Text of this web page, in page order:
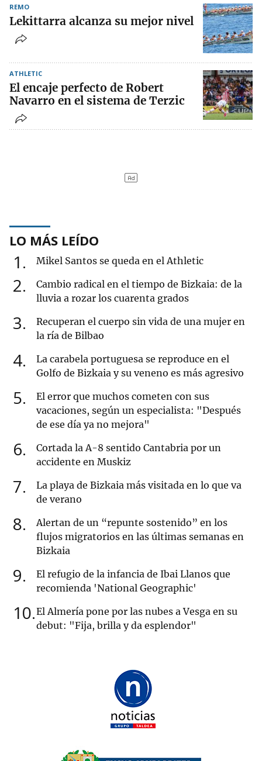
REMO
Lekittarra alcanza su mejor nivel
ATHLETIC
El encaje perfecto de Robert
Navarro en el sistema de Terzic
LO MÁS LEÍDO
1 Mikel Santos se queda en el Athletic
2
Cambio radical en el tiempo de Bizkaia: de la
lluvia a rozar los cuarenta grados
3
Recuperan el cuerpo sin vida de una mujer en
la ría de Bilbao
4
La carabela portuguesa se reproduce en el
Golfo de Bizkaia y su veneno es más agresivo
5
El error que muchos cometen con sus
vacaciones, según un especialista: "Después
de ese día ya no mejora"
6
Cortada la A-8 sentido Cantabria por un
accidente en Muskiz
7
La playa de Bizkaia más visitada en lo que va
de verano
8
Alertan de un “repunte sostenido” en los
flujos migratorios en las últimas semanas en
Bizkaia
9
El refugio de la infancia de Ibai Llanos que
recomienda 'National Geographic'
10 El Almería pone por las nubes a Vesga en su
debut: "Fija, brilla y da esplendor"